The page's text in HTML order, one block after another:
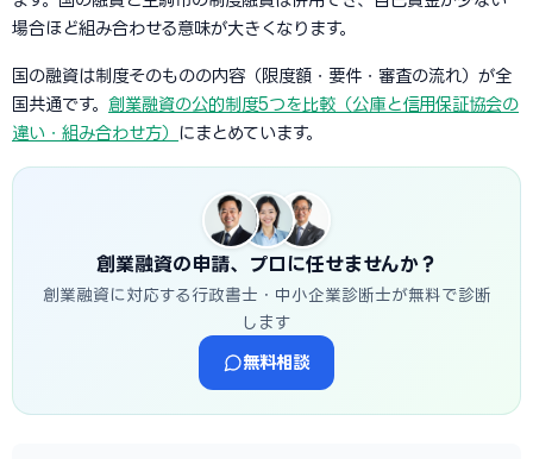
場合ほど組み合わせる意味が大きくなります。
国の融資は制度そのものの内容（限度額・要件・審査の流れ）が全
国共通です。 創業融資の公的制度5つを比較（公庫と信用保証協会の
違い・組み合わせ方） にまとめています。
創業融資の申請、プロに任せませんか？
創業融資に対応する行政書士・中小企業診断士が無料で診断
します
無料相談